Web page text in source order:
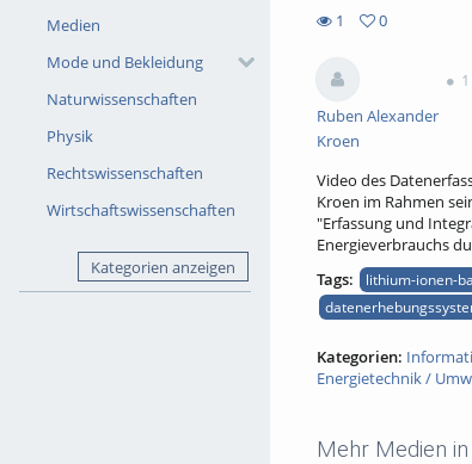
Medien
Mode und Bekleidung
Naturwissenschaften
Physik
Rechtswissenschaften
Wirtschaftswissenschaften
Kategorien anzeigen
1
views
0
favorites
Ruben Alexander
Kroen
Video des
Kroen im Rahmen
"Erfassung und
Energieverbrauchs
Tags:
lithium-ionen-
Kategorien:
Energietechnik /
Mehr Medien